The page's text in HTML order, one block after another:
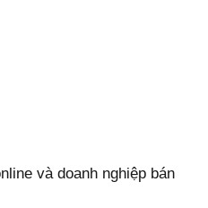
và doanh nghiệp bán